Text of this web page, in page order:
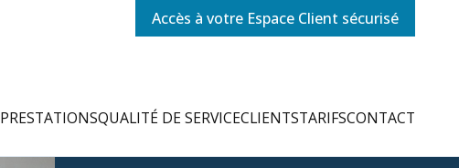
Accès à votre Espace Client sécurisé
PRESTATIONSQUALITÉ DE SERVICECLIENTSTARIFSCONTACT